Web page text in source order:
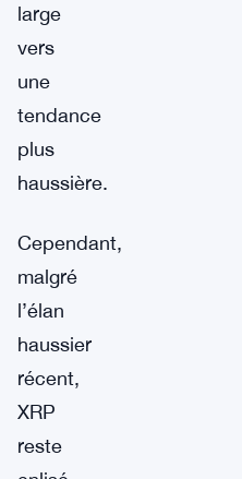
large
vers
une
tendance
plus
haussière.
Cependant,
malgré
l’élan
haussier
récent,
XRP
reste